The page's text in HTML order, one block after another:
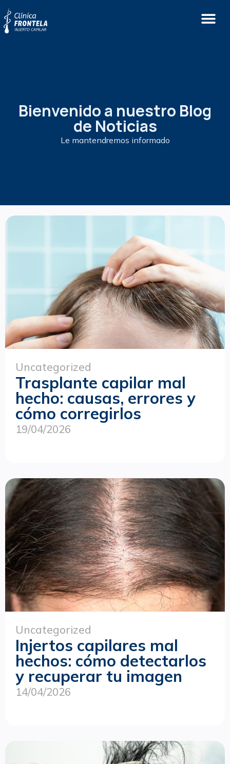
Bienvenido a nuestro Blog
de Noticias
Le mantendremos informado
Uncategorized
Trasplante capilar mal
hecho: causas, errores y
cómo corregirlos
19/04/2026
Uncategorized
Injertos capilares mal
hechos: cómo detectarlos
y recuperar tu imagen
14/04/2026